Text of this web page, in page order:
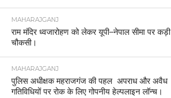
MAHARAJGANJ
राम मंदिर ध्वजारोहण को लेकर यूपी–नेपाल सीमा पर कड़ी
चौकसी।
MAHARAJGANJ
पुलिस अधीक्षक महराजगंज की पहल अपराध और अवैध
गतिविधियों पर रोक के लिए गोपनीय हेल्पलाइन लॉन्च।